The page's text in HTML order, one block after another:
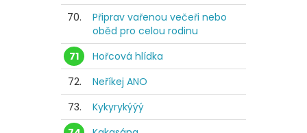
70.
Připrav vařenou večeři nebo
oběd pro celou rodinu
71
Hořcová hlídka
72.
Neříkej ANO
73.
Kykyrykýýý